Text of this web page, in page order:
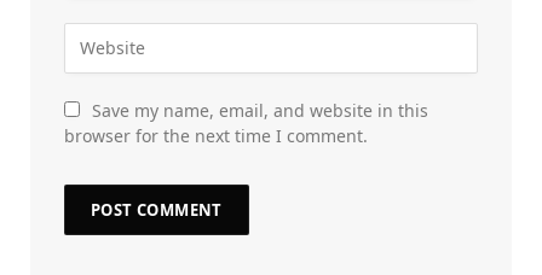
Save my name, email, and website in this
browser for the next time I comment.